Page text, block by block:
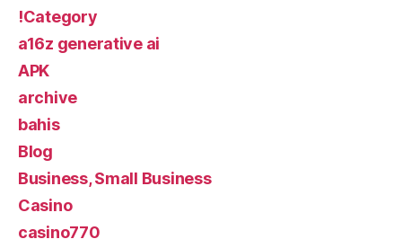
!Category
a16z generative ai
APK
archive
bahis
Blog
Business, Small Business
Casino
casino770